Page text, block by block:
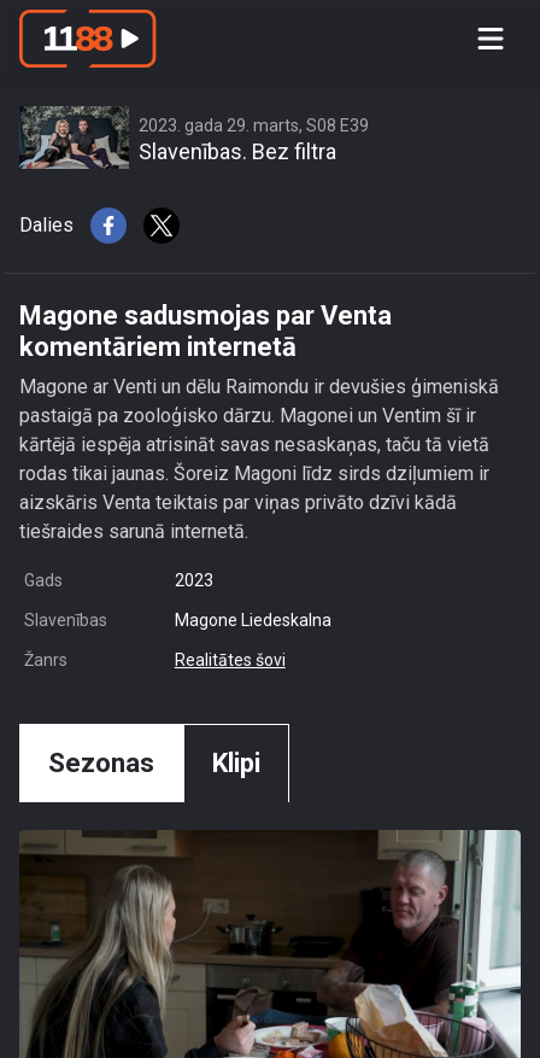
Magone sadusmojas par Venta
2023. gada 29. marts, S08 E39
Slavenības. Bez filtra
Dalies
Magone sadusmojas par Venta
komentāriem internetā
Magone ar Venti un dēlu Raimondu ir devušies ģimeniskā
pastaigā pa zooloģisko dārzu. Magonei un Ventim šī ir
kārtējā iespēja atrisināt savas nesaskaņas, taču tā vietā
rodas tikai jaunas. Šoreiz Magoni līdz sirds dziļumiem ir
aizskāris Venta teiktais par viņas privāto dzīvi kādā
tiešraides sarunā internetā.
Gads 2023
Slavenības Magone Liedeskalna
Žanrs Realitātes šovi
Sezonas Klipi